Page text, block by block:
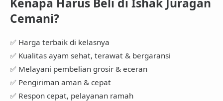
Kenapa Harus Beli di Ishak Juragan
Cemani?
✅ Harga terbaik di kelasnya
✅ Kualitas ayam sehat, terawat & bergaransi
✅ Melayani pembelian grosir & eceran
✅ Pengiriman aman & cepat
✅ Respon cepat, pelayanan ramah